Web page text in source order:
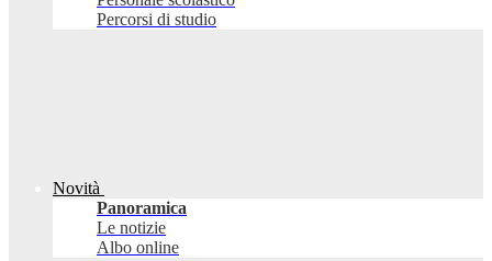
Percorsi di studio
Novità
Panoramica
Le notizie
Albo online